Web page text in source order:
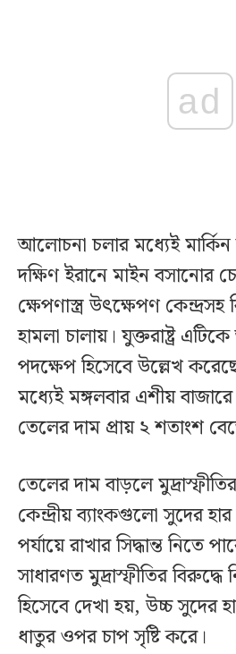
ad
আলোচনা চলার মধ্যেই মার্কিন
দক্ষিণ ইরানে মাইন বসানোর
ক্ষেপণাস্ত্র উৎক্ষেপণ কেন্দ্রসহ
হামলা চালায়। যুক্তরাষ্ট্র
পদক্ষেপ হিসেবে উল্লেখ
মধ্যেই মঙ্গলবার এশীয়
তেলের দাম প্রায় ২ শতাংশ
তেলের দাম বাড়লে
কেন্দ্রীয় ব্যাংকগুলো সুদের
পর্যায়ে রাখার সিদ্ধান্ত নিতে
সাধারণত মুদ্রাস্ফীতির বিরুদ্ধে
হিসেবে দেখা হয়, উচ্চ সুদের
ধাতুর ওপর চাপ সৃষ্টি করে।